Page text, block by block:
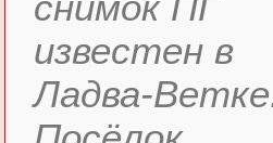
известен в
Ладва-